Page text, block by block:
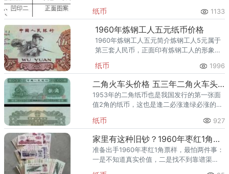
政治原因被回收销毁，存世量稀少。
纸币 1133
1960年炼钢工人五元纸币价格
1960年炼钢工人五元简介炼钢工人5元属于
第三套人民币，正面印有炼钢工人的形象以
矿以及石油矿井，象征着我国当时社会经济
发展趋势和状况。
纸币 1996
二角火车头价格 五三年二角火车头价格
1953年的二角纸币也是我国发行的第一张面
值2角的纸币，这也是逢二必涨逢绿必涨的开
了现在，好品难求价格上涨。贰角纸币因为
主景图案是火车头，所以
纸币 927
家里有这种旧钞？1960年枣红1角票样值多少钱，真实价值远超想象
准备出手1960年枣红1角票样，最怕两件事：
一是不知道真实价值，二是找不到靠谱渠